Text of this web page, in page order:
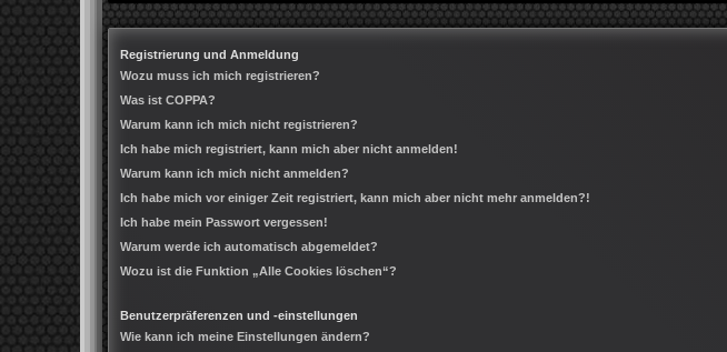
Registrierung und Anmeldung
Wozu muss ich mich registrieren?
Was ist COPPA?
Warum kann ich mich nicht registrieren?
Ich habe mich registriert, kann mich aber nicht anmelden!
Warum kann ich mich nicht anmelden?
Ich habe mich vor einiger Zeit registriert, kann mich aber nicht mehr anmelden?!
Ich habe mein Passwort vergessen!
Warum werde ich automatisch abgemeldet?
Wozu ist die Funktion „Alle Cookies löschen“?
Benutzerpräferenzen und -einstellungen
Wie kann ich meine Einstellungen ändern?